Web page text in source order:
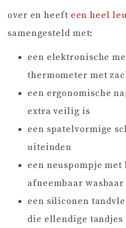
over en heeft een heel
samengesteld met:
een elektronische
thermometer met
een ergonomische
extra veilig is
een spatelvormige
uiteinden
een neuspompje met
afneembaar
een siliconen
die ellendige tandjes